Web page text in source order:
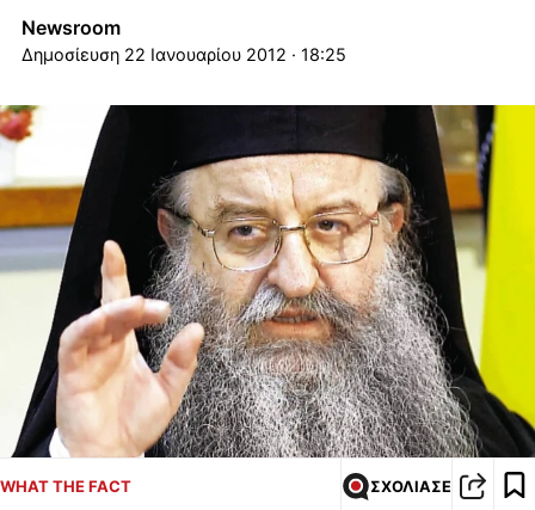
Newsroom
22 Ιανουαρίου 2012 · 18:25
WHAT THE FACT ΣΧΟΛΙΑΣΕ